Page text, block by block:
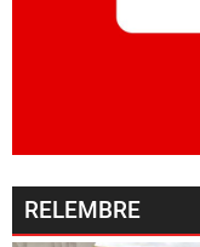
RELEMBRE